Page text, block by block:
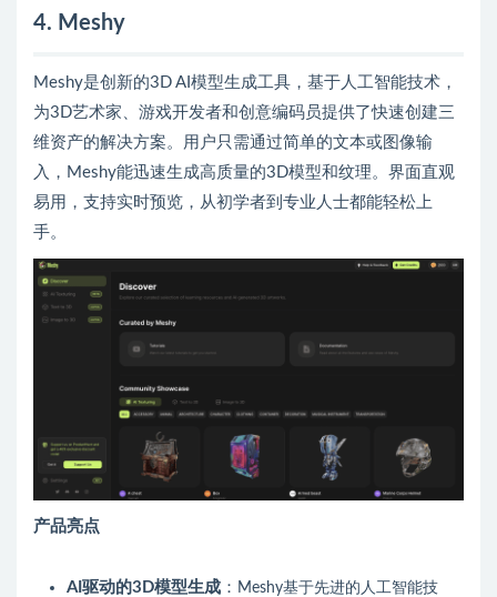
4. Meshy
Meshy是创新的3D AI模型生成工具，基于人工智能技术，
为3D艺术家、游戏开发者和创意编码员提供了快速创建三
维资产的解决方案。用户只需通过简单的文本或图像输
入，Meshy能迅速生成高质量的3D模型和纹理。界面直观
易用，支持实时预览，从初学者到专业人士都能轻松上
手。
产品亮点
AI驱动的3D模型生成 ： Meshy基于先进的人工智能技